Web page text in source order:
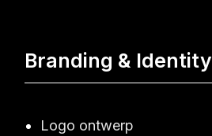
Branding & Identity
Logo ontwerp